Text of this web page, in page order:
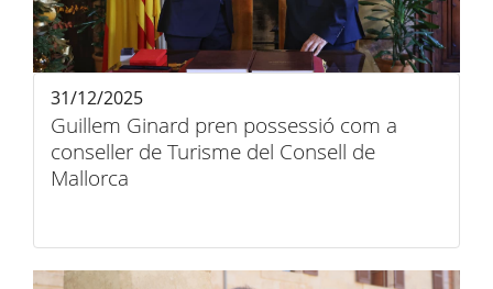
Guillem Ginard pren possessió com a
conseller de Turisme del Consell de
Mallorca
31/12/2025